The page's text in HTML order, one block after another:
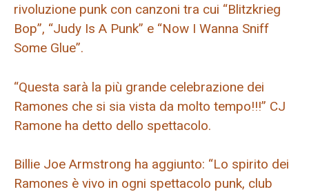
rivoluzione punk con canzoni tra cui “Blitzkrieg
Bop”, “Judy Is A Punk” e “Now I Wanna Sniff
Some Glue”.
“Questa sarà la più grande celebrazione dei
Ramones che si sia vista da molto tempo!!!” CJ
Ramone ha detto dello spettacolo.
Billie Joe Armstrong ha aggiunto: “Lo spirito dei
Ramones è vivo in ogni spettacolo punk, club